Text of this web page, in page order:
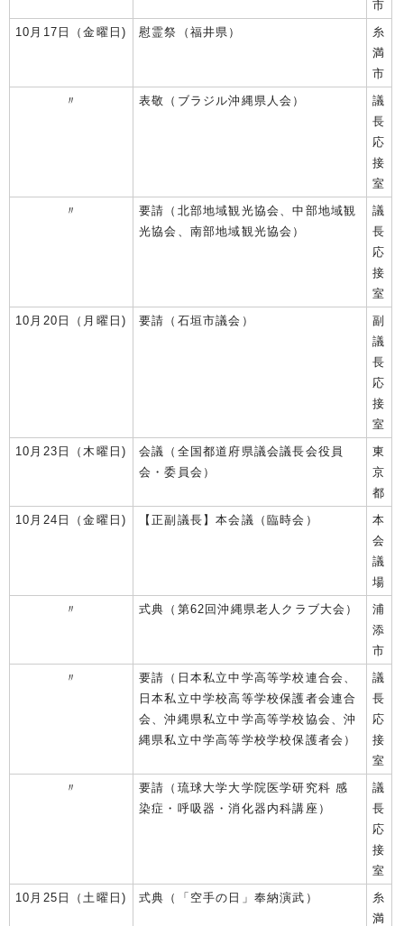
市
10月17日（金曜日)
慰霊祭（福井県）
糸
満
市
〃
表敬（ブラジル沖縄県人会）
議
長
応
接
室
〃
要請（北部地域観光協会、中部地域観
光協会、南部地域観光協会）
議
長
応
接
室
10月20日（月曜日)
要請（石垣市議会）
副
議
長
応
接
室
10月23日（木曜日)
会議（全国都道府県議会議長会役員
会・委員会）
東
京
都
10月24日（金曜日)
【正副議長】本会議（臨時会）
本
会
議
場
〃
式典（第62回沖縄県老人クラブ大会）
浦
添
市
〃
要請（日本私立中学高等学校連合会、
日本私立中学校高等学校保護者会連合
会、沖縄県私立中学高等学校協会、沖
縄県私立中学高等学校学校保護者会）
議
長
応
接
室
〃
要請（琉球大学大学院医学研究科 感
染症・呼吸器・消化器内科講座）
議
長
応
接
室
10月25日（土曜日)
式典（「空手の日」奉納演武）
糸
満